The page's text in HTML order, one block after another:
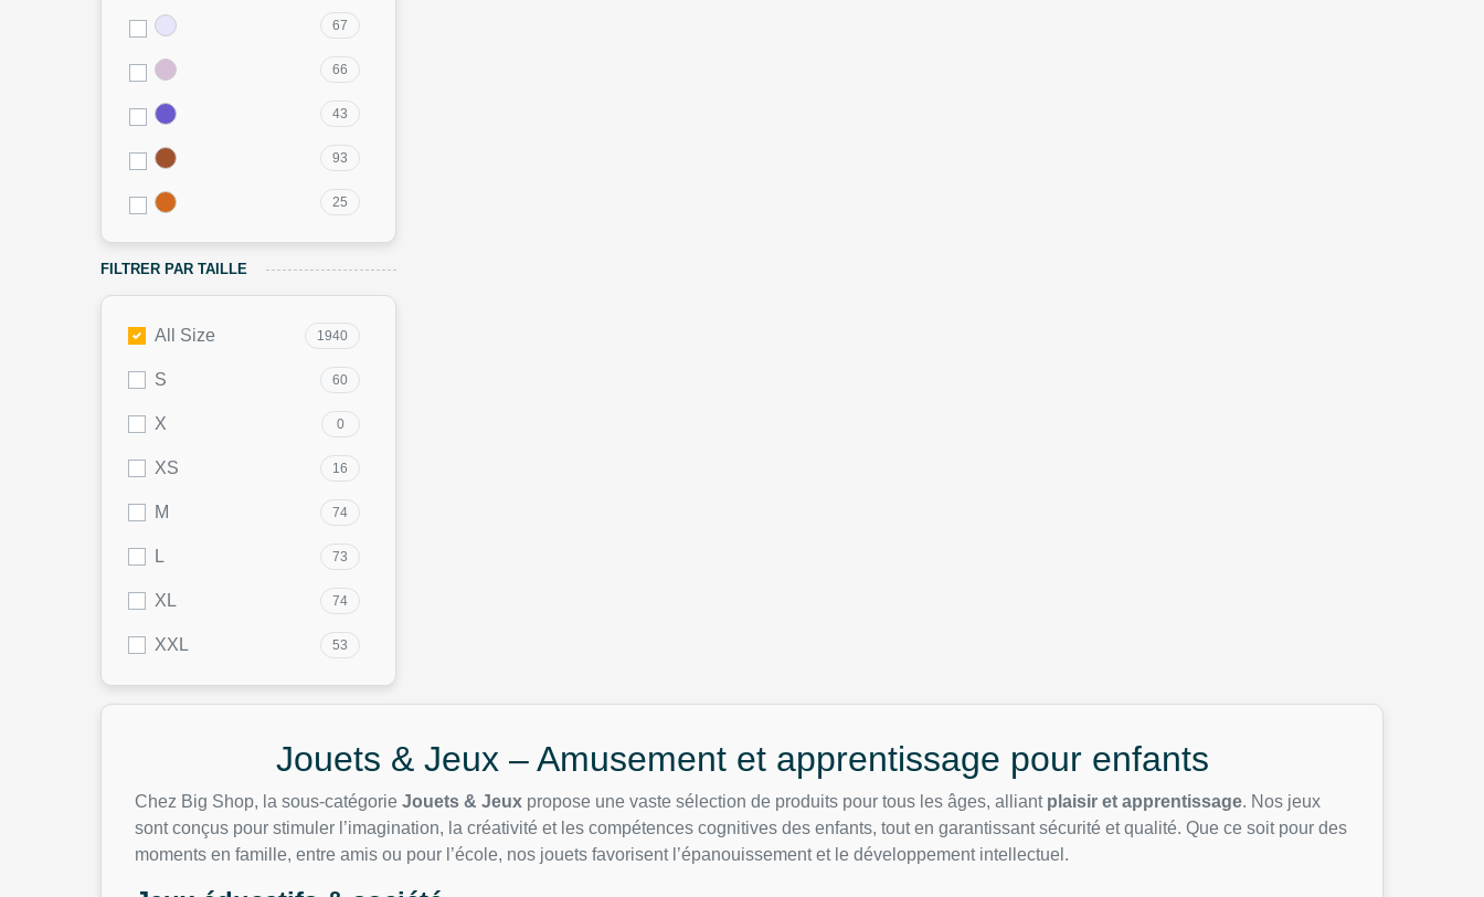
67
66
43
93
25
FILTRER PAR TAILLE
All Size 1940
S 60
X 0
XS 16
M 74
L 73
XL 74
XXL 53
Jouets & Jeux – Amusement et apprentissage pour enfants
Chez Big Shop, la sous-catégorieJouets & Jeux propose une vaste sélection de produits pour tous les âges, alliant plaisir et apprentissage. Nos jeux
sont conçus pour stimuler l’imagination, la créativité et les compétences cognitives des enfants, tout en garantissant sécurité et qualité. Que ce soit pour des
moments en famille, entre amis ou pour l’école, nos jouets favorisent l’épanouissement et le développement intellectuel.